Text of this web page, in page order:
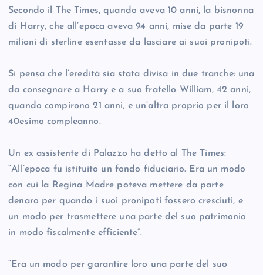
Secondo il The Times, quando aveva 10 anni, la bisnonna
di Harry, che all’epoca aveva 94 anni, mise da parte 19
milioni di sterline esentasse da lasciare ai suoi pronipoti.
Si pensa che l’eredità sia stata divisa in due tranche: una
da consegnare a Harry e a suo fratello William, 42 anni,
quando compirono 21 anni, e un’altra proprio per il loro
40esimo compleanno.
Un ex assistente di Palazzo ha detto al The Times:
“All’epoca fu istituito un fondo fiduciario. Era un modo
con cui la Regina Madre poteva mettere da parte
denaro per quando i suoi pronipoti fossero cresciuti, e
un modo per trasmettere una parte del suo patrimonio
in modo fiscalmente efficiente”.
“Era un modo per garantire loro una parte del suo